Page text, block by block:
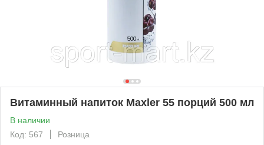
Витаминный напиток Maxler 55 порций 500 мл
В наличии
Код: 567
Розница